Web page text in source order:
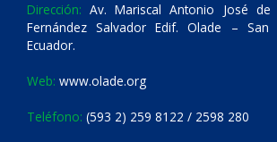
Dirección: Av. Mariscal Antonio José
Fernández Salvador Edif. Olade –
Ecuador.
Web: www.olade.org
Teléfono: (593 2) 259 8122 / 2598 280